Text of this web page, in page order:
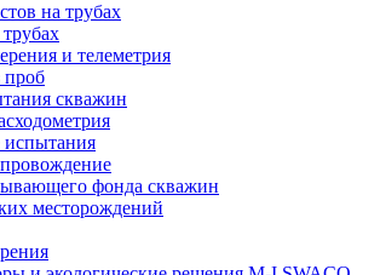
на трубах
и телеметрия
проб
скважин
испытания
фонда скважин
месторождений